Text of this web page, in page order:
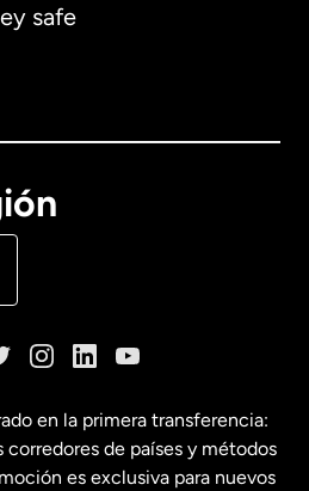
safe
English
en la primera transferencia:
corredores de países y métodos
es exclusiva para nuevos